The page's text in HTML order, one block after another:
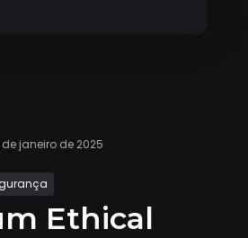
de janeiro de 2025
Ethical